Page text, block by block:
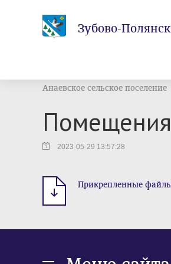
Зубово-
Анаевское сельское поселение
2023-05-29 13:57:28
Прикрепленные